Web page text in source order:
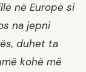
në Europë si
na jepni
duhet ta
kohë më